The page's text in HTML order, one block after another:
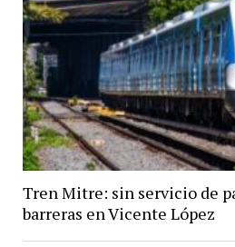
Tren Mitre: sin servicio de
barreras en Vicente López